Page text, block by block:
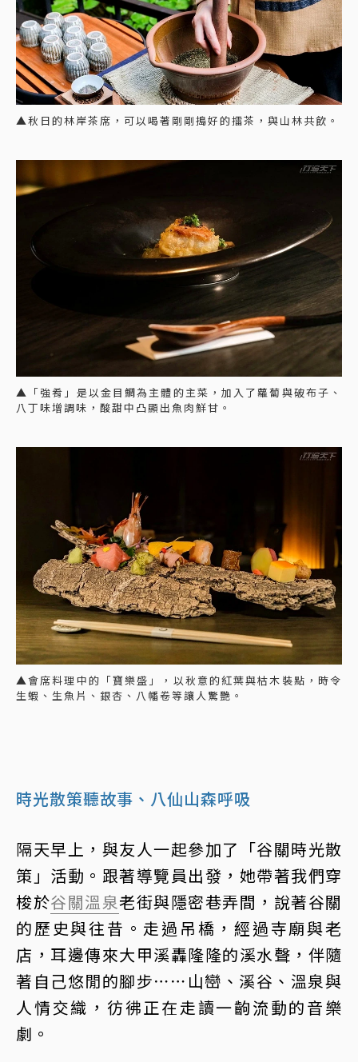
▲秋日的林岸茶席，可以喝著剛剛搗好的擂茶，與山林共飲。
▲「強肴」是以金目鯛為主體的主菜，加入了蘿蔔與破布子、
八丁味增調味，酸甜中凸顯出魚肉鮮甘。
▲會席料理中的「寶樂盛」，以秋意的紅葉與枯木裝點，時令
生蝦、生魚片、銀杏、八幡卷等讓人驚艷。
時光散策聽故事、八仙山森呼吸
隔天早上，與友人一起參加了「谷關時光散
策」活動。跟著導覽員出發，她帶著我們穿
梭於谷關溫泉老街與隱密巷弄間，說著谷關
的歷史與往昔。走過吊橋，經過寺廟與老
店，耳邊傳來大甲溪轟隆隆的溪水聲，伴隨
著自己悠閒的腳步⋯⋯山巒、溪谷、溫泉與
人情交織，彷彿正在走讀一齣流動的音樂
劇。